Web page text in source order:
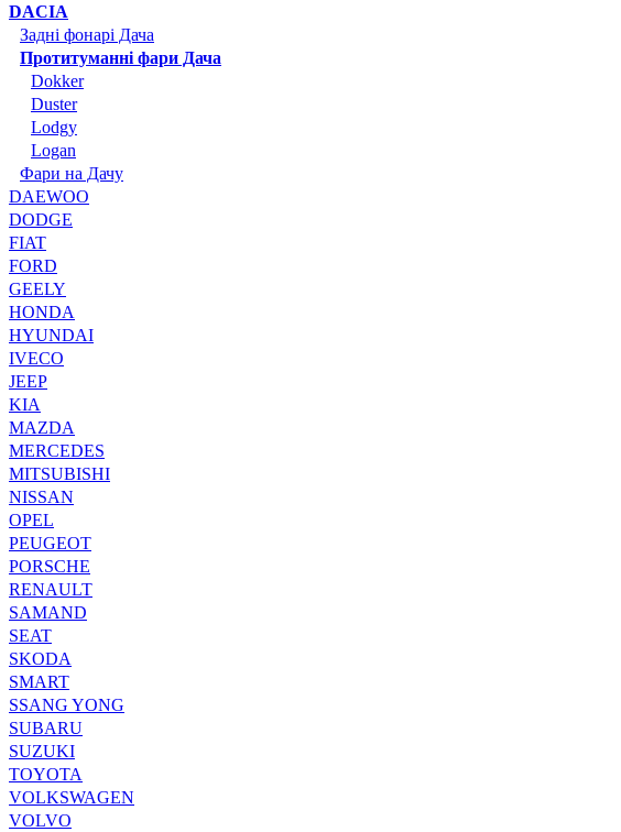
DACIA
Задні фонарі Дача
Протитуманні фари Дача
Dokker
Duster
Lodgy
Logan
Фари на Дачу
DAEWOO
DODGE
FIAT
FORD
GEELY
HONDA
HYUNDAI
IVECO
JEEP
KIA
MAZDA
MERCEDES
MITSUBISHI
NISSAN
OPEL
PEUGEOT
PORSCHE
RENAULT
SAMAND
SEAT
SKODA
SMART
SSANG YONG
SUBARU
SUZUKI
TOYOTA
VOLKSWAGEN
VOLVO